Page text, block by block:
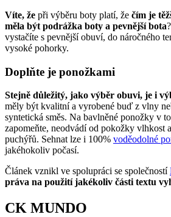
Víte, že při výběru boty platí, že čím je
měla být podrážka boty a pevnější bota
vystačíte s pevnější obuví, do náročného
vysoké pohorky.
Doplňte je ponožkami
Stejně důležitý, jako výběr obuvi, je i
měly být kvalitní a vyrobené buď z vlny
syntetická směs. Na bavlněné ponožky v
zapomeňte, neodvádí od pokožky vlhkost
puchýřů. Sehnat lze i 100% voděodolné
jakéhokoliv počasí.
Článek vznikl ve spolupráci se společností
práva na použití jakékoliv části textu
CK MUNDO